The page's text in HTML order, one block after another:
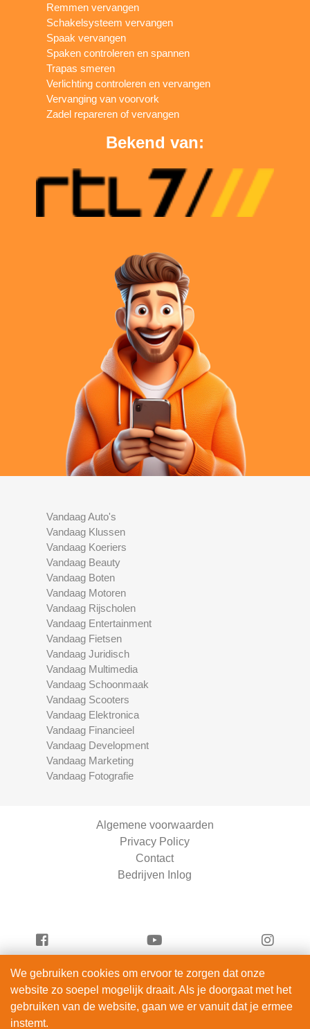
Remmen vervangen
Schakelsysteem vervangen
Spaak vervangen
Spaken controleren en spannen
Trapas smeren
Verlichting controleren en vervangen
Vervanging van voorvork
Zadel repareren of vervangen
Bekend van:
Vandaag Auto's
Vandaag Klussen
Vandaag Koeriers
Vandaag Beauty
Vandaag Boten
Vandaag Motoren
Vandaag Rijscholen
Vandaag Entertainment
Vandaag Fietsen
Vandaag Juridisch
Vandaag Multimedia
Vandaag Schoonmaak
Vandaag Scooters
Vandaag Elektronica
Vandaag Financieel
Vandaag Development
Vandaag Marketing
Vandaag Fotografie
Algemene voorwaarden
Privacy Policy
Contact
Bedrijven Inlog
Vandaag Fietsen is onderdeel van
ServiceRight B.V. | KVK 90914872
We gebruiken cookies om ervoor te zorgen dat onze
website zo soepel mogelijk draait. Als je doorgaat met het
gebruiken van de website, gaan we er vanuit dat je ermee
instemt.